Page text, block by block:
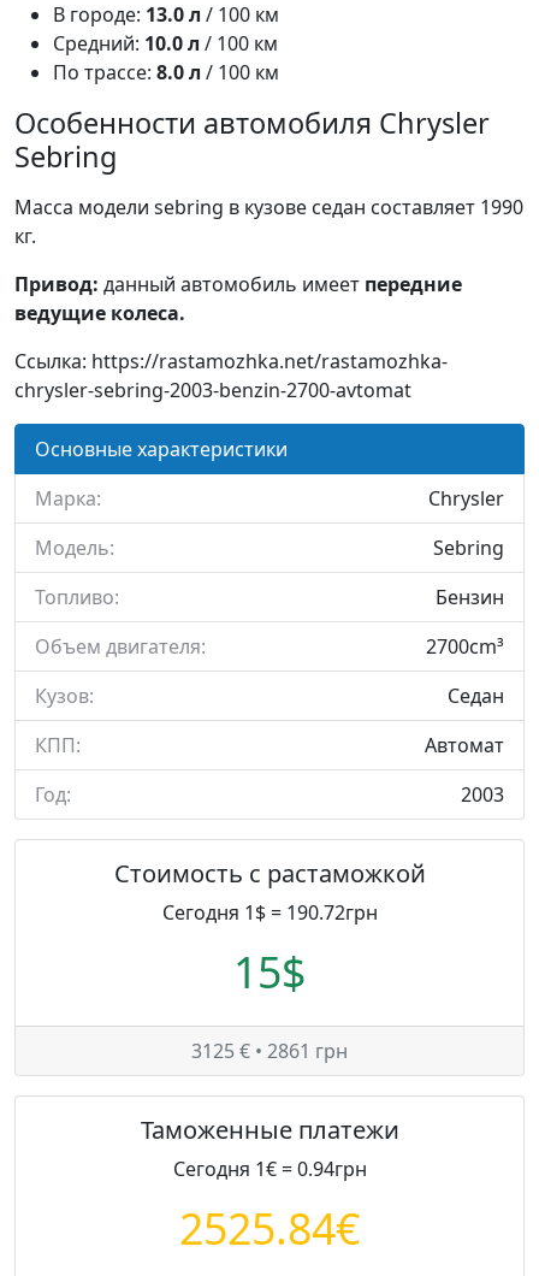
В городе: 13.0 л / 100 км
Средний: 10.0 л / 100 км
По трассе: 8.0 л / 100 км
Особенности автомобиля Chrysler
Sebring
Масса модели sebring в кузове седан составляет 1990
кг.
Привод: данный автомобиль имеет передние
ведущие колеса.
Ссылка: https://rastamozhka.net/rastamozhka-
chrysler-sebring-2003-benzin-2700-avtomat
Основные характеристики
Марка:
Chrysler
Модель:
Sebring
Топливо:
Бензин
Объем двигателя:
2700cm³
Кузов:
Седан
КПП:
Автомат
Год:
2003
Стоимость с растаможкой
Сегодня 1$ = 190.72грн
15$
3125 € • 2861 грн
Таможенные платежи
Сегодня 1€ = 0.94грн
2525.84€